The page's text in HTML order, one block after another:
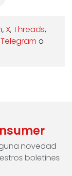
, X, Threads,
Telegram o
novedad
boletines